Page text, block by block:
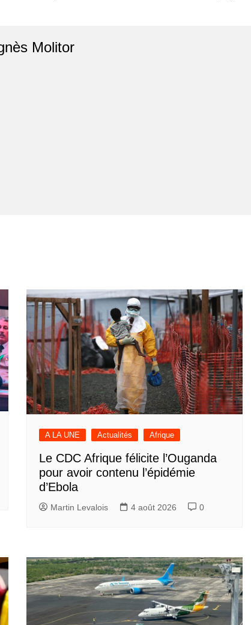
Molitor
A LA UNE Actualités Afrique
Le CDC Afrique félicite l’Ouganda
pour avoir contenu l’épidémie
d’Ebola
Martin Levalois 4 août 2026 0